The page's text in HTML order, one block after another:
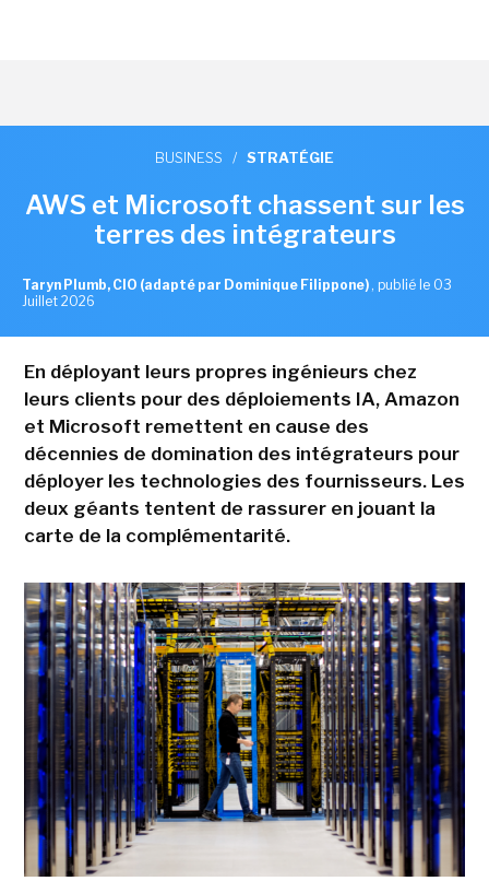
BUSINESS / STRATÉGIE
AWS et Microsoft chassent sur les
terres des intégrateurs
Taryn Plumb, CIO (adapté par Dominique Filippone) , publié le 03
Juillet 2026
En déployant leurs propres ingénieurs chez
leurs clients pour des déploiements IA, Amazon
et Microsoft remettent en cause des
décennies de domination des intégrateurs pour
déployer les technologies des fournisseurs. Les
deux géants tentent de rassurer en jouant la
carte de la complémentarité.